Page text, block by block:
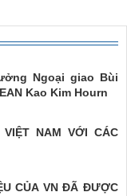
Ngoại giao Bùi
Kao Kim Hourn
NAM VỚI CÁC
CỦA VN ĐÃ ĐƯỢC